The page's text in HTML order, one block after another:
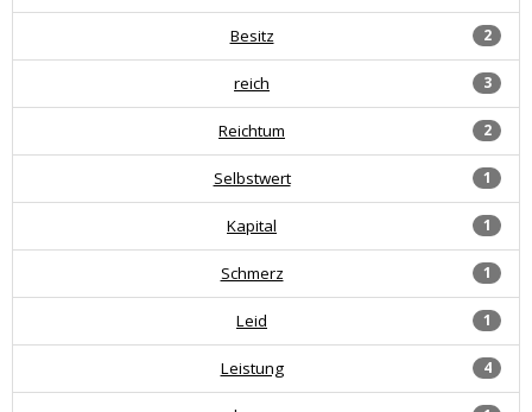
2
Besitz
3
reich
2
Reichtum
1
Selbstwert
1
Kapital
1
Schmerz
1
Leid
4
Leistung